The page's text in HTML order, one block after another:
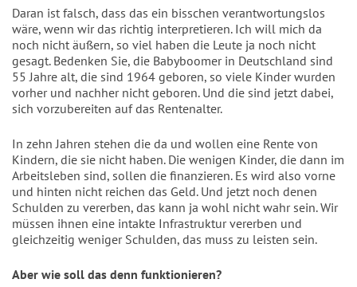
Daran ist falsch, dass das ein bisschen verantwortungslos
wäre, wenn wir das richtig interpretieren. Ich will mich da
noch nicht äußern, so viel haben die Leute ja noch nicht
gesagt. Bedenken Sie, die Babyboomer in Deutschland sind
55 Jahre alt, die sind 1964 geboren, so viele Kinder wurden
vorher und nachher nicht geboren. Und die sind jetzt dabei,
sich vorzubereiten auf das Rentenalter.
In zehn Jahren stehen die da und wollen eine Rente von
Kindern, die sie nicht haben. Die wenigen Kinder, die dann im
Arbeitsleben sind, sollen die finanzieren. Es wird also vorne
und hinten nicht reichen das Geld. Und jetzt noch denen
Schulden zu vererben, das kann ja wohl nicht wahr sein. Wir
müssen ihnen eine intakte Infrastruktur vererben und
gleichzeitig weniger Schulden, das muss zu leisten sein.
Aber wie soll das denn funktionieren?